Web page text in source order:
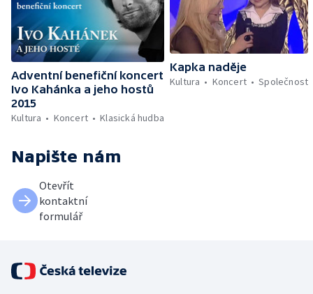
Adventní benefiční koncert
Ivo Kahánka a jeho hostů
2015
Kultura
Koncert Klasická hudba
Kapka naděje
Kultura
Koncert Společnost
Napište nám
Otevřít
kontaktní
formulář